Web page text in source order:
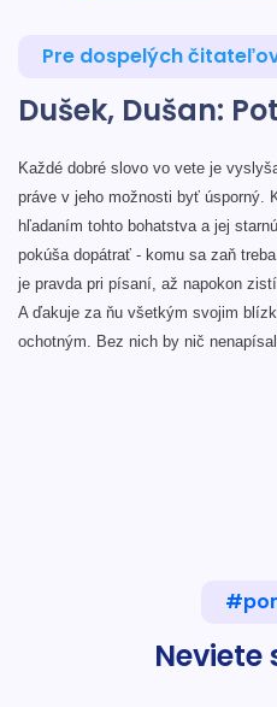
Pre dospelých
Dušek, Dušan:
Každé dobré slovo vo vete je
práve v jeho možnosti byť úsporný.
hľadaním tohto bohatstva a jej
pokúša dopátrať - komu sa zaň
je pravda pri písaní, až napokon
A ďakuje za ňu všetkým svojim
ochotným. Bez nich by nič
Neviete